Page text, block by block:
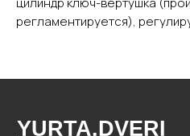
регламентируется),
Написать на почту
Свяжитесь с нами